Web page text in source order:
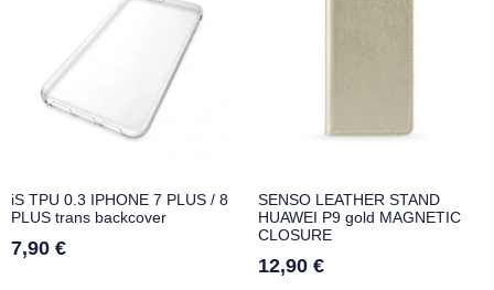
iS TPU 0.3 IPHONE 7 PLUS / 8
PLUS trans backcover
7,90 €
SENSO LEATHER STAND
HUAWEI P9 gold MAGNETIC
CLOSURE
12,90 €